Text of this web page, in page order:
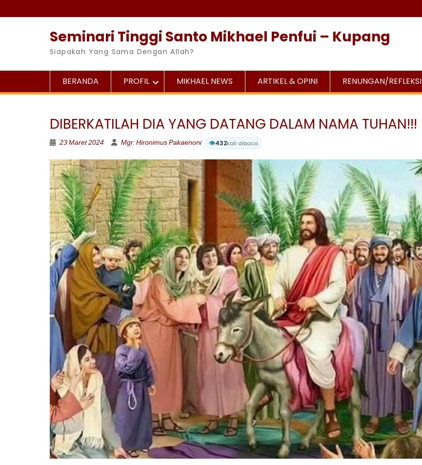
to
Seminari Tinggi Santo Mikhael Penfui – Kupang
Siapakah Yang Sama Dengan Allah?
BERANDA PROFIL MIKHAEL NEWS ARTIKEL & OPINI RENUNGAN/REFLEKSI
DIBERKATILAH DIA YANG DATANG DALAM NAMA TUHAN!!!
23 Maret 2024 Mgr. Hironimus Pakaenoni 👁️432kali dibaca